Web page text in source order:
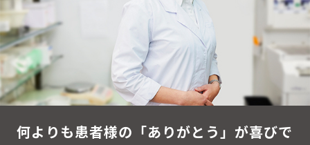
何よりも患者様の「ありがとう」が喜びで